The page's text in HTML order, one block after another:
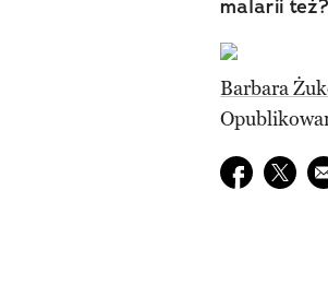
malarii też?
Barbara
Udostępnij